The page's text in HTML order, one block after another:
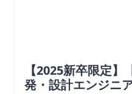
【2025新卒限定
発・設計エンジニ